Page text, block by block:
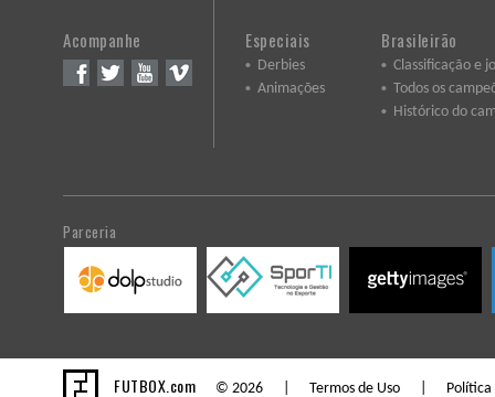
Acompanhe Especiais
Derbies
Animações
Brasileirão
Classificação e
Todos os
Histórico do
Parceria
FUTBOX.com © 2026 | Termos de Uso Política